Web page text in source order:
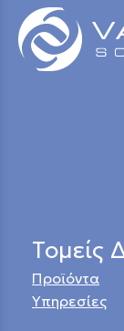
Τομείς
Προϊόντα
Υπηρεσίες